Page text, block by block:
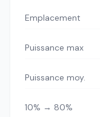
Emplacement
Puissance max
Puissance moy.
10% → 80%